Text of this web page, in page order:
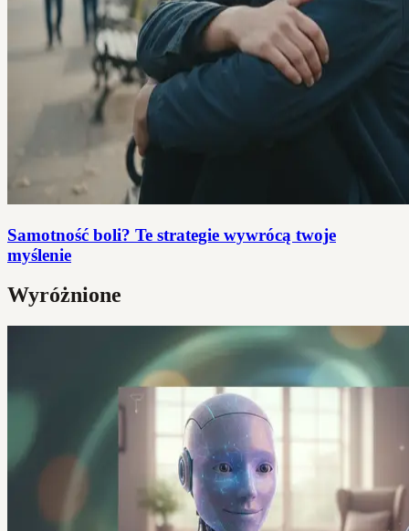
Samotność boli? Te strategie wywrócą twoje
myślenie
Wyróżnione